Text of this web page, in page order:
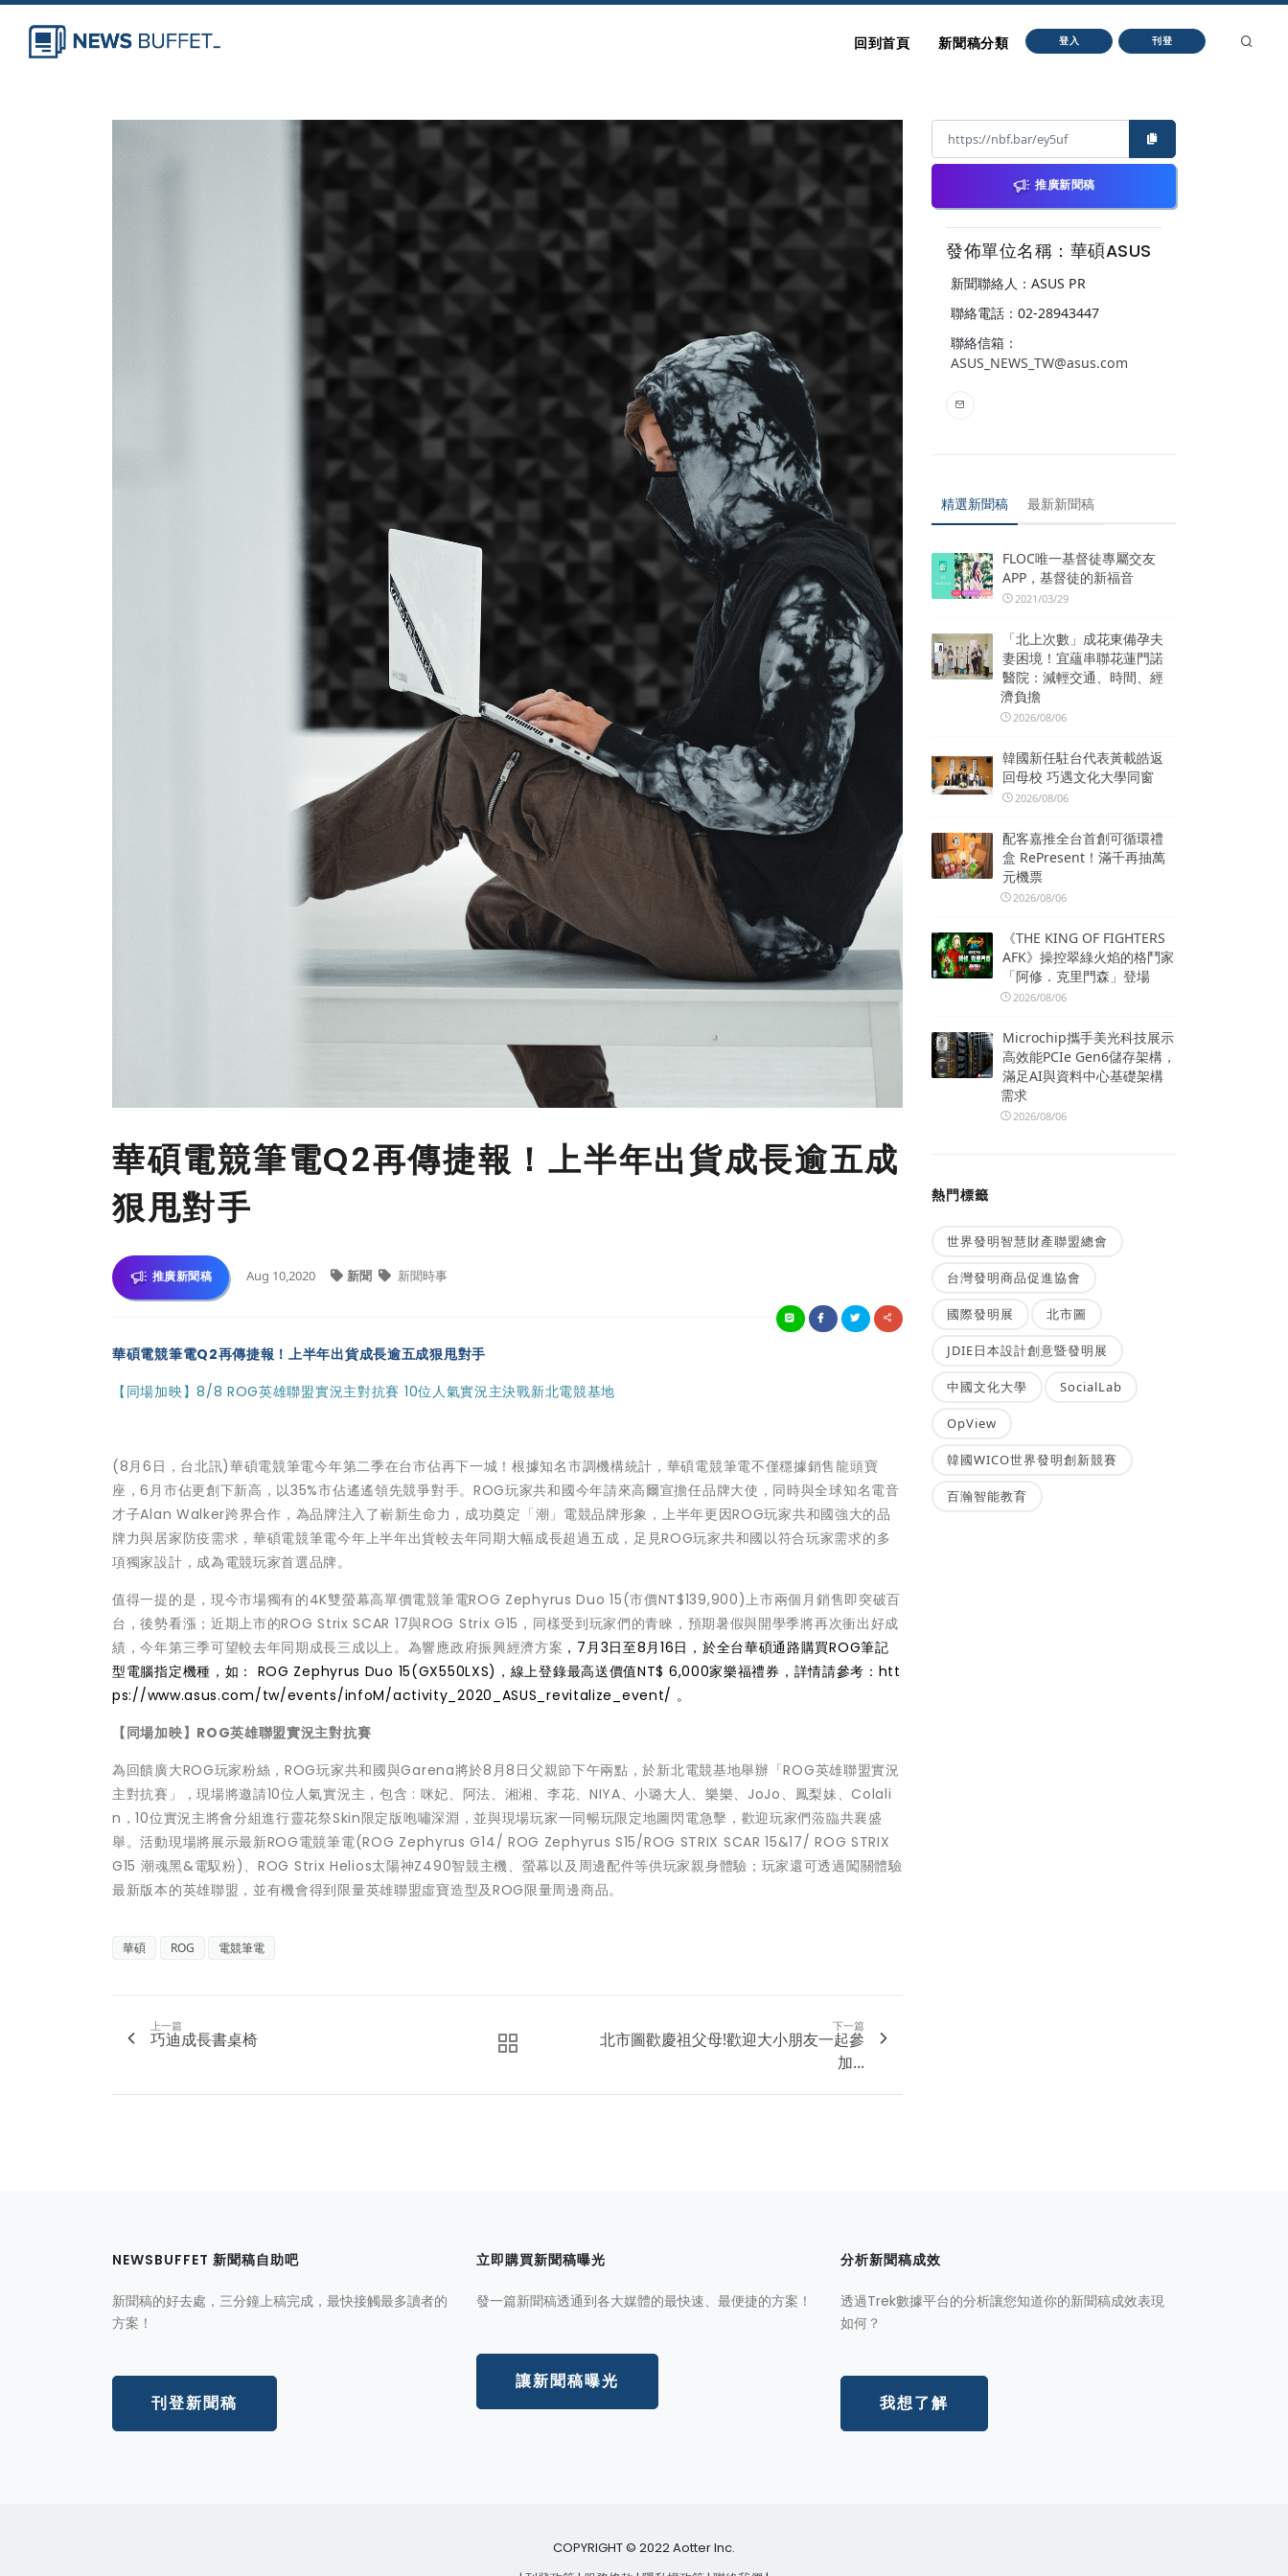
回到首頁 新聞稿分類 登入 刊登
華碩電競筆電Q2再傳捷報！上半年出貨成長逾五成
狠甩對手
推廣新聞稿 Aug 10,2020 新聞 新聞時事
華碩電競筆電Q2再傳捷報！上半年出貨成長逾五成狠甩對手
【同場加映】8/8 ROG英雄聯盟實況主對抗賽 10位人氣實況主決戰新北電競基地
(8月6日，台北訊)華碩電競筆電今年第二季在台市佔再下一城！根據知名市調機構統計，華碩電競筆電不僅穩據銷售龍頭寶
座，6月市佔更創下新高，以35%市佔遙遙領先競爭對手。ROG玩家共和國今年請來高爾宣擔任品牌大使，同時與全球知名電音
才子Alan Walker跨界合作，為品牌注入了嶄新生命力，成功奠定「潮」電競品牌形象，上半年更因ROG玩家共和國強大的品
牌力與居家防疫需求，華碩電競筆電今年上半年出貨較去年同期大幅成長超過五成，足見ROG玩家共和國以符合玩家需求的多
項獨家設計，成為電競玩家首選品牌。
值得一提的是，現今市場獨有的4K雙螢幕高單價電競筆電ROG Zephyrus Duo 15(市價NT$139,900)上市兩個月銷售即突破百
台，後勢看漲；近期上市的ROG Strix SCAR 17與ROG Strix G15，同樣受到玩家們的青睞，預期暑假與開學季將再次衝出好成
績，今年第三季可望較去年同期成長三成以上。為響應政府振興經濟方案 ，7月3日至8月16日，於全台華碩通路購買ROG筆記
型電腦指定機種，如： ROG Zephyrus Duo 15(GX550LXS)，線上登錄最高送價值NT$ 6,000家樂福禮券，詳情請參考： htt
ps://www.asus.com/tw/events/infoM/activity_2020_ASUS_revitalize_event/ 。
【同場加映】ROG英雄聯盟實況主對抗賽
為回饋廣大ROG玩家粉絲，ROG玩家共和國與Garena將於8月8日父親節下午兩點，於新北電競基地舉辦「ROG英雄聯盟實況
主對抗賽」，現場將邀請10位人氣實況主，包含 : 咪妃、阿法、湘湘、李花、NIYA、小璐大人、樂樂、JoJo、鳳梨妹、Colali
n，10位實況主將會分組進行靈花祭Skin限定版咆嘯深淵，並與現場玩家一同暢玩限定地圖閃電急擊，歡迎玩家們蒞臨共襄盛
舉。活動現場將展示最新ROG電競筆電(ROG Zephyrus G14/ ROG Zephyrus S15/ROG STRIX SCAR 15&17/ ROG STRIX
G15 潮魂黑&電馭粉)、ROG Strix Helios太陽神Z490智競主機、螢幕以及周邊配件等供玩家親身體驗；玩家還可透過闖關體驗
最新版本的英雄聯盟，並有機會得到限量英雄聯盟虛寶造型及ROG限量周邊商品。
華碩 ROG 電競筆電
上一篇
巧迪成長書桌椅
下一篇
北市圖歡慶祖父母!歡迎大小朋友一起參
加...
推廣新聞稿
發佈單位名稱：華碩ASUS
新聞聯絡人：ASUS PR
聯絡電話：02-28943447
聯絡信箱：
ASUS_NEWS_TW@asus.com
精選新聞稿 最新新聞稿
FLOC唯一基督徒專屬交友
APP，基督徒的新福音
2021/03/29
「北上次數」成花東備孕夫
妻困境！宜蘊串聯花蓮門諾
醫院：減輕交通、時間、經
濟負擔
2026/08/06
韓國新任駐台代表黃載皓返
回母校 巧遇文化大學同窗
2026/08/06
配客嘉推全台首創可循環禮
盒 RePresent！滿千再抽萬
元機票
2026/08/06
《THE KING OF FIGHTERS
AFK》操控翠綠火焰的格鬥家
「阿修．克里門森」登場
2026/08/06
Microchip攜手美光科技展示
高效能PCIe Gen6儲存架構，
滿足AI與資料中心基礎架構
需求
2026/08/06
熱門標籤
世界發明智慧財產聯盟總會
台灣發明商品促進協會
國際發明展 北市圖
JDIE日本設計創意暨發明展
中國文化大學 SocialLab
OpView
韓國WICO世界發明創新競賽
百瀚智能教育
NEWSBUFFET 新聞稿自助吧
新聞稿的好去處，三分鐘上稿完成，最快接觸最多讀者的
方案！
刊登新聞稿
立即購買新聞稿曝光
發一篇新聞稿透通到各大媒體的最快速、最便捷的方案！
讓新聞稿曝光
分析新聞稿成效
透過Trek數據平台的分析讓您知道你的新聞稿成效表現
如何？
我想了解
COPYRIGHT © 2022 Aotter Inc.